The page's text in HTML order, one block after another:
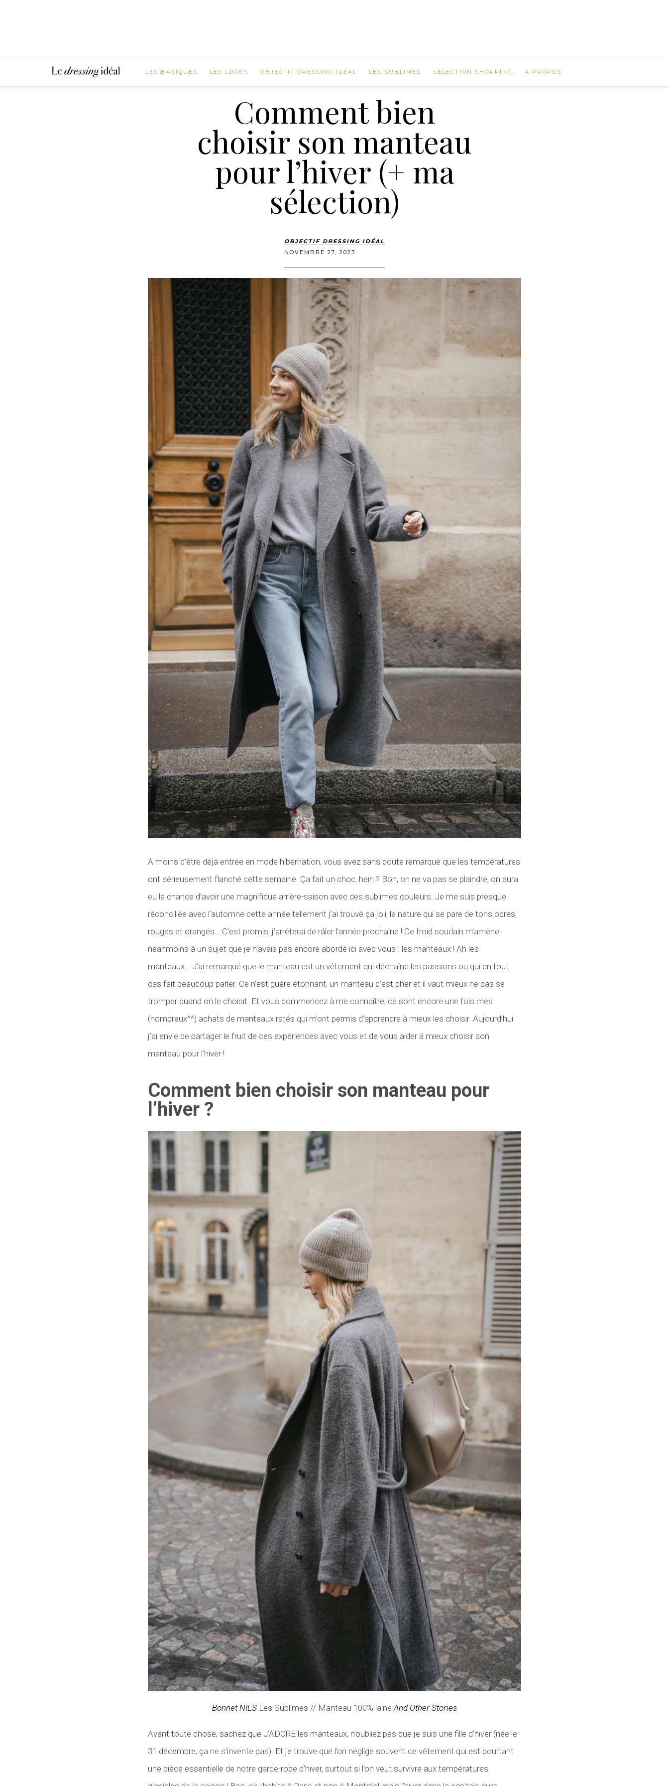
LES BASIQUES LES LOOKS OBJECTIF DRESSING IDÉAL LES SUBLIMES SÉLECTION SHOPPING A PROPOS
Comment bien
choisir son manteau
pour l’hiver (+ ma
sélection)
OBJECTIF DRESSING IDÉAL
NOVEMBRE 27, 2023
A moins d’être déjà entrée en mode hibernation, vous avez sans doute remarqué que les températures
ont sérieusement flanché cette semaine. Ça fait un choc, hein ? Bon, on ne va pas se plaindre, on aura
eu la chance d’avoir une magnifique arrière-saison avec des sublimes couleurs. Je me suis presque
réconciliée avec l’automne cette année tellement j’ai trouvé ça joli, la nature qui se pare de tons ocres,
rouges et orangés… C’est promis, j’arrêterai de râler l’année prochaine ! Ce froid soudain m’amène
néanmoins à un sujet que je n’avais pas encore abordé ici avec vous : les manteaux ! Ah les
manteaux… J’ai remarqué que le manteau est un vêtement qui déchaîne les passions ou qui en tout
cas fait beaucoup parler. Ce n’est guère étonnant, un manteau c’est cher et il vaut mieux ne pas se
tromper quand on le choisit. Et vous commencez à me connaître, ce sont encore une fois mes
(nombreux^^) achats de manteaux ratés qui m’ont permis d’apprendre à mieux les choisir. Aujourd’hui
j’ai envie de partager le fruit de ces expériences avec vous et de vous aider à mieux choisir son
manteau pour l’hiver !
Comment bien choisir son manteau pour
l’hiver ?
Bonnet NILS Les Sublimes // Manteau 100% laineAnd Other Stories
Avant toute chose, sachez que J’ADORE les manteaux, n’oubliez pas que je suis une fille d’hiver (née le
31 décembre, ça ne s’invente pas). Et je trouve que l’on néglige souvent ce vêtement qui est pourtant
une pièce essentielle de notre garde-robe d’hiver, surtout si l’on veut survivre aux températures